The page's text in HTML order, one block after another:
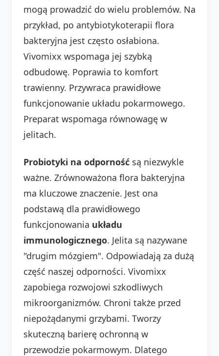
mogą prowadzić do wielu problemów. Na
przykład, po antybiotykoterapii flora
bakteryjna jest często osłabiona.
Vivomixx wspomaga jej szybką
odbudowę. Poprawia to komfort
trawienny. Przywraca prawidłowe
funkcjonowanie układu pokarmowego.
Preparat wspomaga równowagę w
jelitach.
Probiotyki na odporność są niezwykle
ważne. Zrównoważona flora bakteryjna
ma kluczowe znaczenie. Jest ona
podstawą dla prawidłowego
funkcjonowania układu
immunologicznego. Jelita są nazywane
"drugim mózgiem". Odpowiadają za dużą
część naszej odporności. Vivomixx
zapobiega rozwojowi szkodliwych
mikroorganizmów. Chroni także przed
niepożądanymi grzybami. Tworzy
skuteczną barierę ochronną w
przewodzie pokarmowym. Dlatego